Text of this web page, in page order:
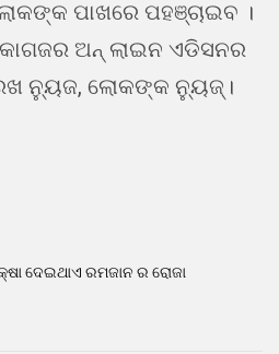
ପାଖରେ ପହଞ୍ଚାଇବ ।
ଅନ୍ ଲାଇନ ଏଡିସନର
ନ୍ୟୁଜ, ଲୋକଙ୍କ ନ୍ୟୁଜ୍।
ଦେଇଥାଏ ରମଜାନ ର ରୋଜା